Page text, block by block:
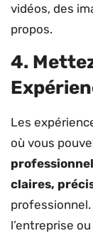
vidéos, des
propos.
4.
Les
où vous
claires,
professionnel.
l’entreprise